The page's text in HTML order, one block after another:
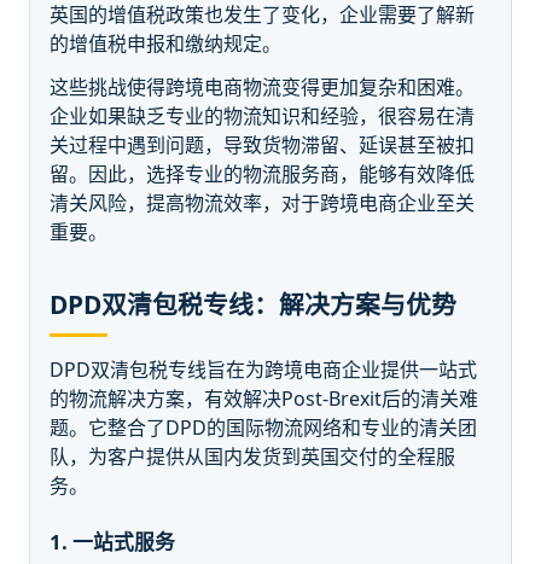
英国的增值税政策也发生了变化，企业需要了解新
的增值税申报和缴纳规定。
这些挑战使得跨境电商物流变得更加复杂和困难。
企业如果缺乏专业的物流知识和经验，很容易在清
关过程中遇到问题，导致货物滞留、延误甚至被扣
留。因此，选择专业的物流服务商，能够有效降低
清关风险，提高物流效率，对于跨境电商企业至关
重要。
DPD双清包税专线：解决方案与优势
DPD双清包税专线旨在为跨境电商企业提供一站式
的物流解决方案，有效解决Post-Brexit后的清关难
题。它整合了DPD的国际物流网络和专业的清关团
队，为客户提供从国内发货到英国交付的全程服
务。
1. 一站式服务